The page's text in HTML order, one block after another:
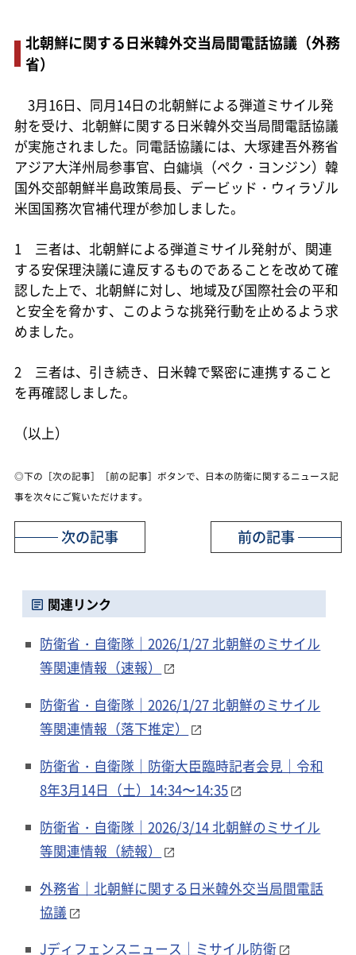
北朝鮮に関する日米韓外交当局間電話協議（外務
省）
3月16日、同月14日の北朝鮮による弾道ミサイル発
射を受け、北朝鮮に関する日米韓外交当局間電話協議
が実施されました。同電話協議には、大塚建吾外務省
アジア大洋州局参事官、白鏞塡（ペク・ヨンジン）韓
国外交部朝鮮半島政策局長、デービッド・ウィラゾル
米国国務次官補代理が参加しました。
1 三者は、北朝鮮による弾道ミサイル発射が、関連
する安保理決議に違反するものであることを改めて確
認した上で、北朝鮮に対し、地域及び国際社会の平和
と安全を脅かす、このような挑発行動を止めるよう求
めました。
2 三者は、引き続き、日米韓で緊密に連携すること
を再確認しました。
（以上）
◎下の［次の記事］［前の記事］ボタンで、日本の防衛に関するニュース記
事を次々にご覧いただけます。
前の記事
次の記事
関連リンク
防衛省・自衛隊｜2026/1/27 北朝鮮のミサイル
等関連情報（速報）
防衛省・自衛隊｜2026/1/27 北朝鮮のミサイル
等関連情報（落下推定）
防衛省・自衛隊｜防衛大臣臨時記者会見｜令和
8年3月14日（土）14:34〜14:35
防衛省・自衛隊｜2026/3/14 北朝鮮のミサイル
等関連情報（続報）
外務省｜北朝鮮に関する日米韓外交当局間電話
協議
Jディフェンスニュース｜ミサイル防衛